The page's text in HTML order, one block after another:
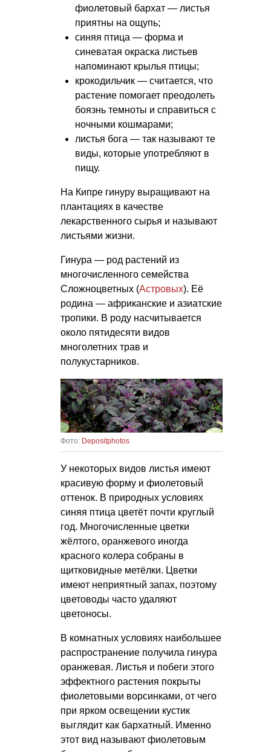
фиолетовый бархат — листья
приятны на ощупь;
синяя птица — форма и
синеватая окраска листьев
напоминают крылья птицы;
крокодильчик — считается, что
растение помогает преодолеть
боязнь темноты и справиться с
ночными кошмарами;
листья бога — так называют те
виды, которые употребляют в
пищу.
На Кипре гинуру выращивают на
плантациях в качестве
лекарственного сырья и называют
листьями жизни.
Гинура — род растений из
многочисленного семейства
Сложноцветных (Астровых). Её
родина — африканские и азиатские
тропики. В роду насчитывается
около пятидесяти видов
многолетних трав и
полукустарников.
Фото: Depositphotos
У некоторых видов листья имеют
красивую форму и фиолетовый
оттенок. В природных условиях
синяя птица цветёт почти круглый
год. Многочисленные цветки
жёлтого, оранжевого иногда
красного колера собраны в
щитковидные метёлки. Цветки
имеют неприятный запах, поэтому
цветоводы часто удаляют
цветоносы.
В комнатных условиях наибольшее
распространение получила гинура
оранжевая. Листья и побеги этого
эффектного растения покрыты
фиолетовыми ворсинками, от чего
при ярком освещении кустик
выглядит как бархатный. Именно
этот вид называют фиолетовым